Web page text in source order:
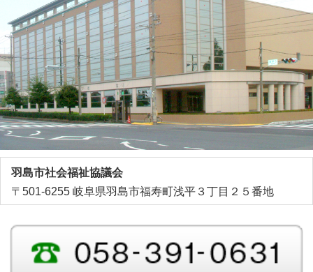
羽島市社会福祉協議会
〒501-6255 岐阜県羽島市福寿町浅平３丁目２５番地